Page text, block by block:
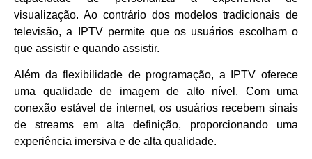
visualização. Ao contrário dos modelos tradicionais de
televisão, a IPTV permite que os usuários escolham o
que assistir e quando assistir.
Além da flexibilidade de programação, a IPTV oferece
uma qualidade de imagem de alto nível. Com uma
conexão estável de internet, os usuários recebem sinais
de streams em alta definição, proporcionando uma
experiência imersiva e de alta qualidade.